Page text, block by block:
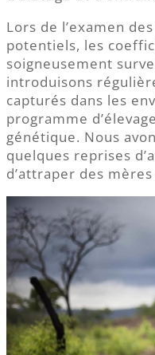
Lors de l’examen
potentiels, les
soigneusement
introduisons
capturés dans les
programme
génétique. Nous
quelques reprises
d’attraper des